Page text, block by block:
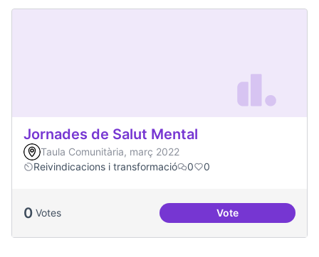
Jornades de Salut Mental
Taula Comunitària, març 2022
Reivindicacions i transformació
0 0
0 Votes VoteJornades de Salut